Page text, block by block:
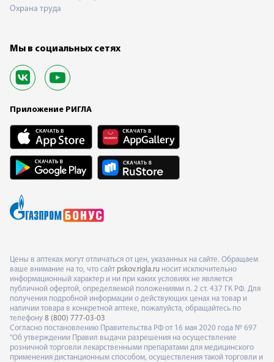
Охрана труда
Мы в социальных сетях
Приложение РИГЛА
Цены в аптеках могут отличаться от цен, указанных на сайте. Обращаем
ваше внимание на то, что сайт pskov.rigla.ru носит исключительно
информационный характер и ни при каких условиях не является
публичной офертой, определяемой положениями п. 2 ст. 437 ГК РФ. Для
получения подробной информации о действующих ценах на товар и
наличии товара в конкретной аптеке, пожалуйста, обращайтесь по
телефону 8 (800) 777-03-03
Согласно постановлению Правительства РФ от 16 мая 2020 года № 697
"Об утверждении Правил выдачи разрешения на осуществление
розничной торговли лекарственными препаратами для медицинского
применения дистанционным способом, осуществления такой торговли и